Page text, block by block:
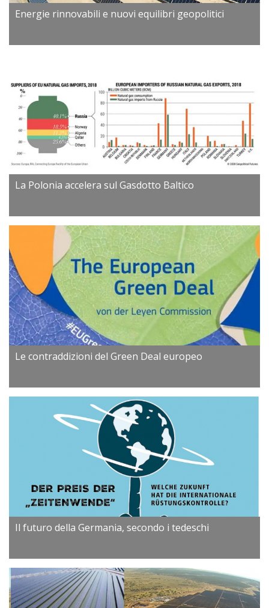
Energie rinnovabili e nuovi equilibri geopolitici
La Polonia accelera sul Gasdotto Baltico
Le contraddizioni del Green Deal europeo
Il futuro della Germania, secondo i tedeschi